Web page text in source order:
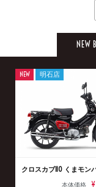
NEW
クロスカブ110 くまモン
本体価格
NEW 明石店